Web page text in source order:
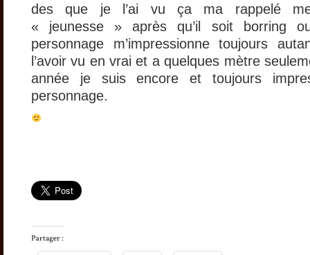
des que je l’ai vu ça ma rappelé
« jeunesse » après qu’il soit borring
personnage m’impressionne toujours
l’avoir vu en vrai et a quelques mètre
année je suis encore et toujours
personnage.